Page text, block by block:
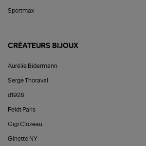
Sportmax
CRÉATEURS BIJOUX
Aurélie Bidermann
Serge Thoraval
d1928
Feidt Paris
Gigi Clozeau
Ginette NY